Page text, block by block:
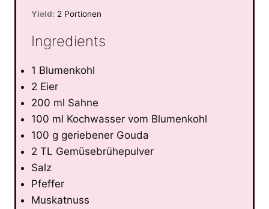
Yield: 2 Portionen
Ingredients
1 Blumenkohl
2 Eier
200 ml Sahne
100 ml Kochwasser vom Blumenkohl
100 g geriebener Gouda
2 TL Gemüsebrühepulver
Salz
Pfeffer
Muskatnuss